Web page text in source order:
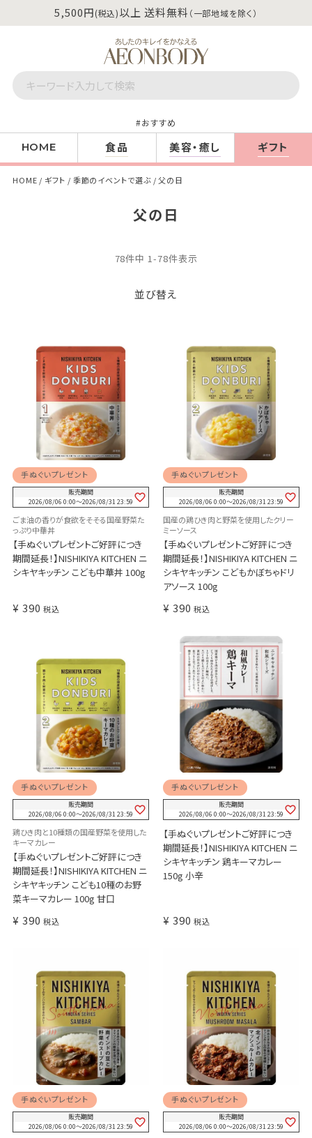
5,500円(税込)以上 送料無料 （一部地域を除く）
おすすめ
HOME 食品 美容・癒し ギフト
HOME ギフト 季節のイベントで選ぶ 父の日
父の日
並び替え
78件中 1 -78件表示
手ぬぐいプレゼント
販売期間
2026/08/06 0:00〜2026/08/31 23:59
ごま油の香りが食欲をそそる国産野菜た
っぷり中華丼
【手ぬぐいプレゼントご好評につき
期間延長！】NISHIKIYA KITCHEN ニ
シキヤキッチン こども中華丼 100g
¥ 390 税込
手ぬぐいプレゼント
販売期間
2026/08/06 0:00〜2026/08/31 23:59
国産の鶏ひき肉と野菜を使用したクリー
ミーソース
【手ぬぐいプレゼントご好評につき
期間延長！】NISHIKIYA KITCHEN ニ
シキヤキッチン こどもかぼちゃドリ
アソース 100g
¥ 390 税込
手ぬぐいプレゼント
販売期間
2026/08/06 0:00〜2026/08/31 23:59
鶏ひき肉と10種類の国産野菜を使用した
キーマカレー
【手ぬぐいプレゼントご好評につき
期間延長！】NISHIKIYA KITCHEN ニ
シキヤキッチン こども10種のお野
菜キーマカレー 100g 甘口
¥ 390 税込
手ぬぐいプレゼント
販売期間
2026/08/06 0:00〜2026/08/31 23:59
【手ぬぐいプレゼントご好評につき
期間延長！】NISHIKIYA KITCHEN ニ
シキヤキッチン 鶏キーマカレー
150g 小辛
¥ 390 税込
手ぬぐいプレゼント
販売期間
2026/08/06 0:00〜2026/08/31 23:59
手ぬぐいプレゼント
販売期間
2026/08/06 0:00〜2026/08/31 23:59